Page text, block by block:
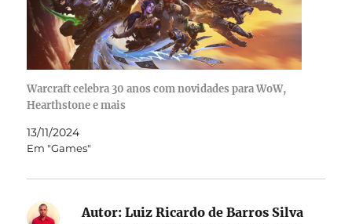
Warcraft celebra 30 anos com novidades para WoW,
Hearthstone e mais
13/11/2024
Em "Games"
Autor: Luiz Ricardo de Barros Silva